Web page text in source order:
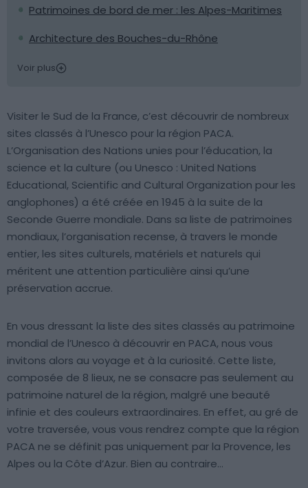
Patrimoines de bord de mer : les Alpes-Maritimes
Architecture des Bouches-du-Rhône
Voir plus
Visiter le Sud de la France, c’est découvrir de nombreux
sites classés à l’Unesco pour la région PACA.
L’Organisation des Nations unies pour l’éducation, la
science et la culture (ou Unesco : United Nations
Educational, Scientific and Cultural Organization pour les
anglophones) a été créée en 1945 à la suite de la
Seconde Guerre mondiale. Dans sa liste de patrimoines
mondiaux, l’organisation recense, à travers le monde
entier, les sites culturels, matériels et naturels qui
méritent une attention particulière ainsi qu’une
préservation accrue.
En vous dressant la liste des sites classés au patrimoine
mondial de l’Unesco à découvrir en PACA, nous vous
invitons alors au voyage et à la curiosité. Cette liste,
composée de 8 lieux, ne se consacre pas seulement au
patrimoine naturel de la région, malgré une beauté
infinie et des couleurs extraordinaires. En effet, au gré de
votre traversée, vous vous rendrez compte que la région
PACA ne se définit pas uniquement par la Provence, les
Alpes ou la Côte d’Azur. Bien au contraire…